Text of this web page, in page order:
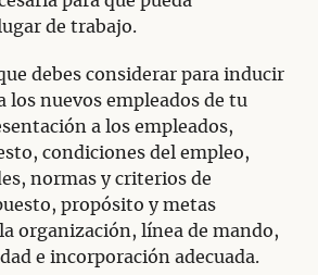
de trabajo.
debes considerar para inducir
los nuevos empleados de tu
a los empleados,
condiciones del empleo,
normas y criterios de
propósito y metas
organización, línea de mando,
e incorporación adecuada.